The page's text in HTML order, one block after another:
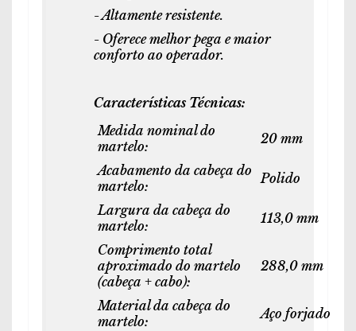
- Altamente resistente.
- Oferece melhor pega e maior
conforto ao operador.
Características Técnicas:
Medida nominal do
martelo:
20 mm
Acabamento da cabeça do
martelo:
Polido
Largura da cabeça do
martelo:
113,0 mm
Comprimento total
aproximado do martelo
(cabeça + cabo):
288,0 mm
Material da cabeça do
martelo:
Aço forjado